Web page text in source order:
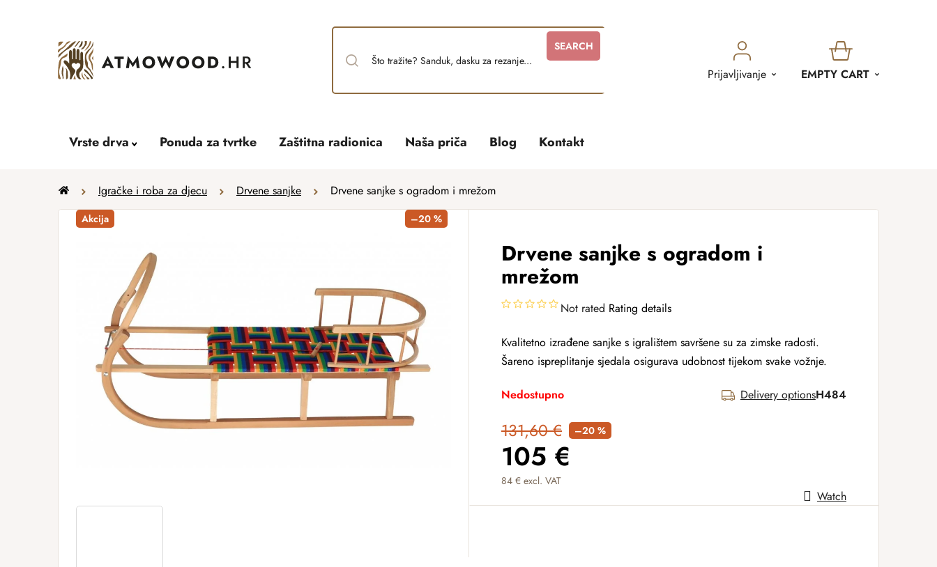
SEARCH
Prijavljivanje
SHOPPING
EMPTY CART
Vrste drva Ponuda za tvrtke Zaštitna radionica Naša priča Blog Kontakt
Home Igračke i roba za djecu Drvene sanjke Drvene sanjke s ogradom i mrežom
Drvene sanjke s ogradom i
mrežom
Not rated Rating details
Kvalitetno izrađene sanjke s igralištem savršene su za zimske radosti.
Šareno ispreplitanje sjedala osigurava udobnost tijekom svake vožnje.
Nedostupno Delivery optionsH484
131,60 € –20 %
105 €
84 € excl. VAT
Measure price: Watch
Akcija –20 %